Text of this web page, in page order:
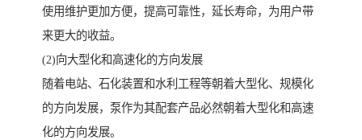
使用维护更加方便，提高可靠性，延长寿命，为用户带
来更大的收益。
(2)向大型化和高速化的方向发展
随着电站、石化装置和水利工程等朝着大型化、规模化
的方向发展，泵作为其配套产品必然朝着大型化和高速
化的方向发展。